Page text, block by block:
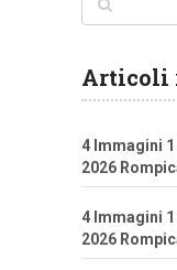
Articoli
4 Immagini
2026
4 Immagini
2026